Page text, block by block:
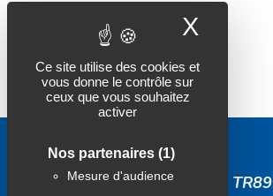
Ce site utilise des cookies et
vous donne le contrôle sur
ceux que vous souhaitez
activer
Nos partenaires (1)
Mesure d'audience
X
ESPACE AUTO TR89